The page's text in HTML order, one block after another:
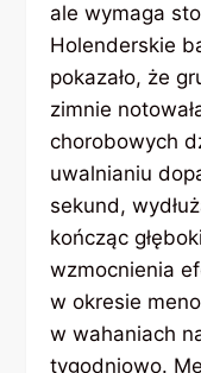
ale wymaga
Holenderskie
pokazało, że
zimnie
chorobowych
uwalnianiu
sekund,
kończąc
wzmocnienia
w okresie
w wahaniach
tygodniowo.